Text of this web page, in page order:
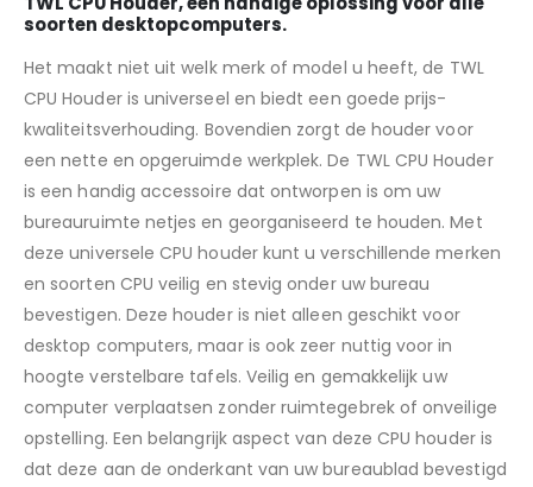
soorten desktopcomputers.
Het maakt niet uit welk merk of model u heeft, de TWL
CPU Houder is universeel en biedt een goede prijs-
kwaliteitsverhouding. Bovendien zorgt de houder voor
een nette en opgeruimde werkplek. De TWL CPU Houder
is een handig accessoire dat ontworpen is om uw
bureauruimte netjes en georganiseerd te houden. Met
deze universele CPU houder kunt u verschillende merken
en soorten CPU veilig en stevig onder uw bureau
bevestigen. Deze houder is niet alleen geschikt voor
desktop computers, maar is ook zeer nuttig voor in
hoogte verstelbare tafels. Veilig en gemakkelijk uw
computer verplaatsen zonder ruimtegebrek of onveilige
opstelling. Een belangrijk aspect van deze CPU houder is
dat deze aan de onderkant van uw bureaublad bevestigd